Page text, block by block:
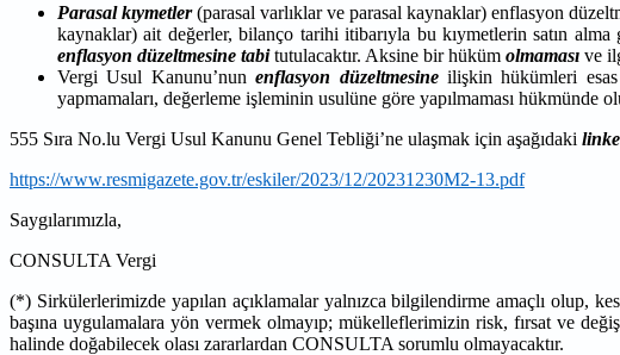
Parasal kıymetler(parasal varlıklar ve parasal kaynaklar) enflasyon
kaynaklar) ait değerler, bilanço tarihi itibarıyla bu kıymetlerin satın alma
enflasyon düzeltmesine tabitutulacaktır. Aksine bir hüküm olmaması ve
Vergi Usul Kanunu’nunenflasyon düzeltmesineilişkin hükümleri esas
yapmamaları, değerleme işleminin usulüne göre yapılmaması hükmünde
555 Sıra No.lu Vergi Usul Kanunu Genel Tebliği’ne ulaşmak için aşağıdaki linke
https://www.resmigazete.gov.tr/eskiler/2023/12/20231230M2-13.pdf
Saygılarımızla,
CONSULTA Vergi
(*) Sirkülerlerimizde yapılan açıklamalar yalnızca bilgilendirme amaçlı olup,
başına uygulamalara yön vermek olmayıp; mükelleflerimizin risk, fırsat ve
halinde doğabilecek olası zararlardan CONSULTA sorumlu olmayacaktır.